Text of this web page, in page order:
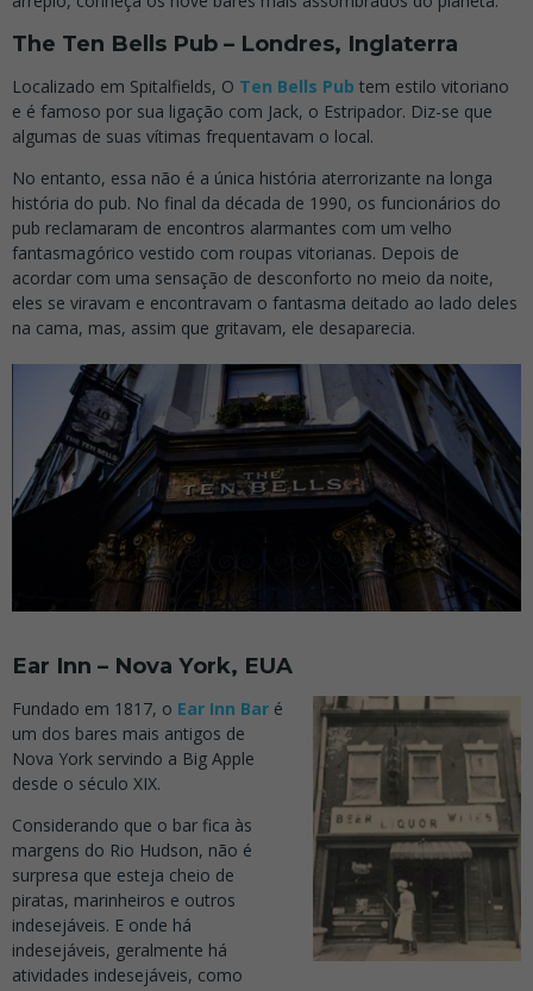
The Ten Bells Pub – Londres, Inglaterra
Localizado em Spitalfields, O Ten Bells Pub tem estilo vitoriano
e é famoso por sua ligação com Jack, o Estripador. Diz-se que
algumas de suas vítimas frequentavam o local.
No entanto, essa não é a única história aterrorizante na longa
história do pub. No final da década de 1990, os funcionários do
pub reclamaram de encontros alarmantes com um velho
fantasmagórico vestido com roupas vitorianas. Depois de
acordar com uma sensação de desconforto no meio da noite,
eles se viravam e encontravam o fantasma deitado ao lado deles
na cama, mas, assim que gritavam, ele desaparecia.
Ear Inn – Nova York, EUA
Fundado em 1817, o Ear Inn Bar é
um dos bares mais antigos de
Nova York servindo a Big Apple
desde o século XIX.
Considerando que o bar fica às
margens do Rio Hudson, não é
surpresa que esteja cheio de
piratas, marinheiros e outros
indesejáveis. E onde há
indesejáveis, geralmente há
atividades indesejáveis, como